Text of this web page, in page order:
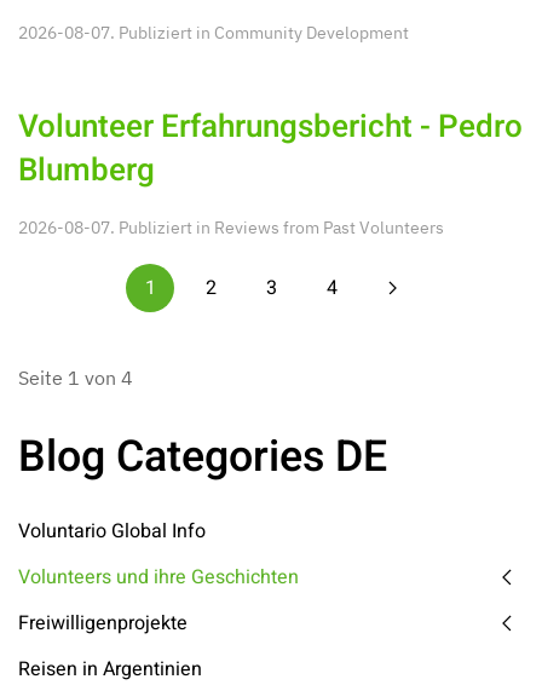
2026-08-07. Publiziert in Community Development
Volunteer Erfahrungsbericht - Pedro
Blumberg
2026-08-07. Publiziert in Reviews from Past Volunteers
1 2 3 4
Seite 1 von 4
Blog Categories DE
Voluntario Global Info
Volunteers und ihre Geschichten
Freiwilligenprojekte
Reisen in Argentinien